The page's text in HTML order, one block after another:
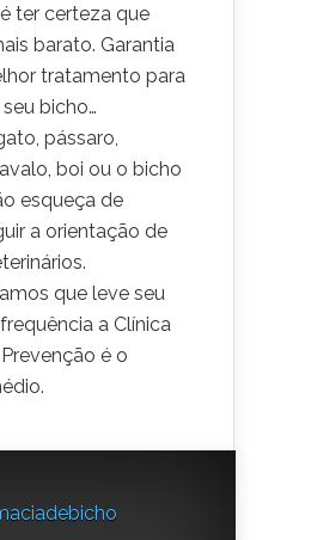
ter certeza que
barato. Garantia
tratamento para
bicho…
pássaro,
boi ou o bicho
esqueça de
a orientação de
que leve seu
a Clínica
é o